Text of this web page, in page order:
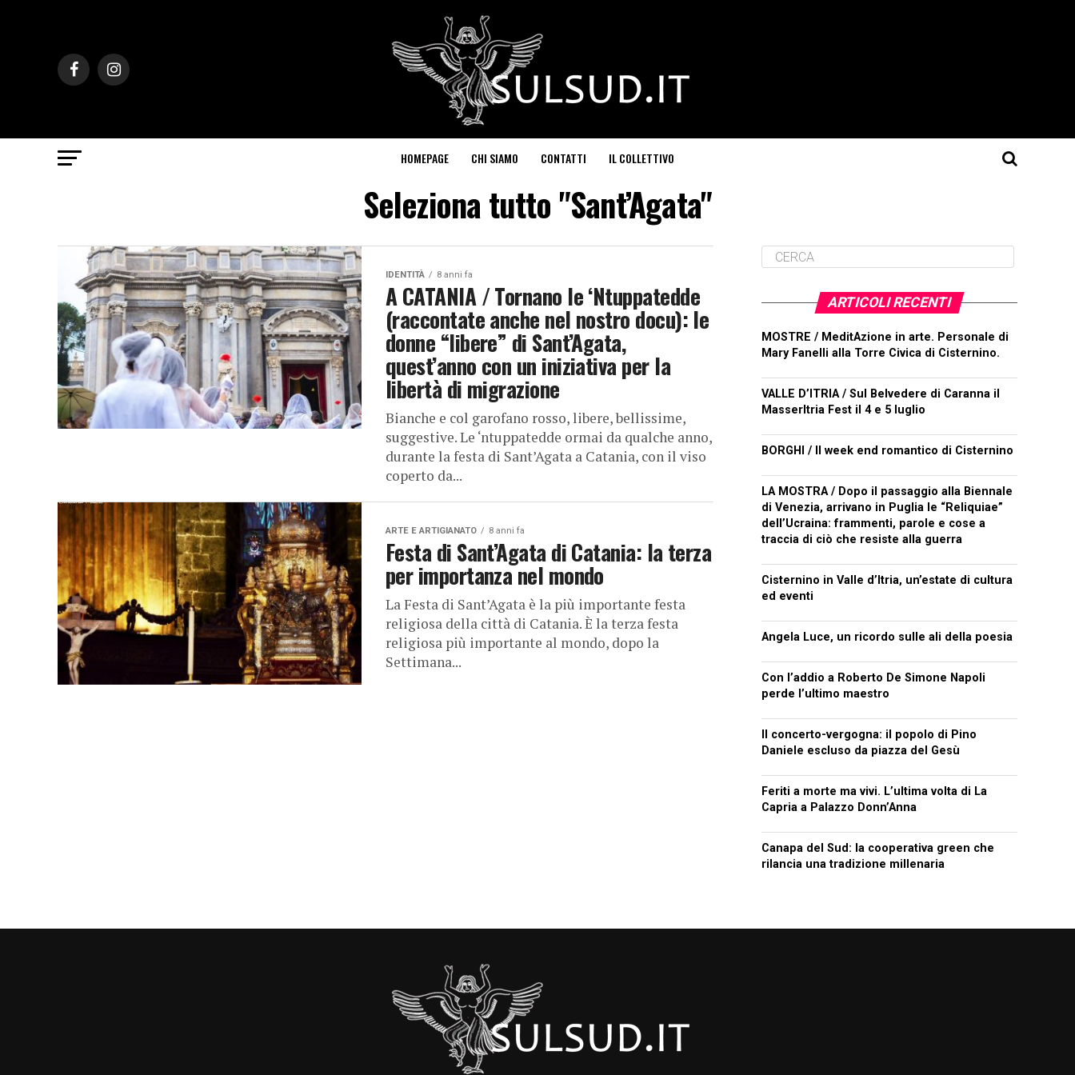
HOMEPAGE CHI SIAMO CONTATTI IL COLLETTIVO
Seleziona tutto "Sant’Agata"
IDENTITÀ 8 anni fa
A CATANIA / Tornano le ‘Ntuppatedde
(raccontate anche nel nostro docu): le
donne “libere” di Sant’Agata,
quest’anno con un iniziativa per la
libertà di migrazione
Bianche e col garofano rosso, libere, bellissime,
suggestive. Le ‘ntuppatedde ormai da qualche anno,
durante la festa di Sant’Agata a Catania, con il viso
coperto da...
ARTE E ARTIGIANATO 8 anni fa
Festa di Sant’Agata di Catania: la terza
per importanza nel mondo
La Festa di Sant’Agata è la più importante festa
religiosa della città di Catania. È la terza festa
religiosa più importante al mondo, dopo la
Settimana...
ARTICOLI RECENTI
MOSTRE / MeditAzione in arte. Personale di
Mary Fanelli alla Torre Civica di Cisternino.
VALLE D’ITRIA / Sul Belvedere di Caranna il
MasserItria Fest il 4 e 5 luglio
BORGHI / Il week end romantico di Cisternino
LA MOSTRA / Dopo il passaggio alla Biennale
di Venezia, arrivano in Puglia le “Reliquiae”
dell’Ucraina: frammenti, parole e cose a
traccia di ciò che resiste alla guerra
Cisternino in Valle d’Itria, un’estate di cultura
ed eventi
Angela Luce, un ricordo sulle ali della poesia
Con l’addio a Roberto De Simone Napoli
perde l’ultimo maestro
Il concerto-vergogna: il popolo di Pino
Daniele escluso da piazza del Gesù
Feriti a morte ma vivi. L’ultima volta di La
Capria a Palazzo Donn’Anna
Canapa del Sud: la cooperativa green che
rilancia una tradizione millenaria